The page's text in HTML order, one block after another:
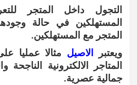
التجول داخل المتجر
المستهلكين في حالة
المتجر مع المستهلكين.
ويعتبر
الاصيل مثالا عمليا
المتاجر الالكترونية الناجحة
جمالية عصرية.